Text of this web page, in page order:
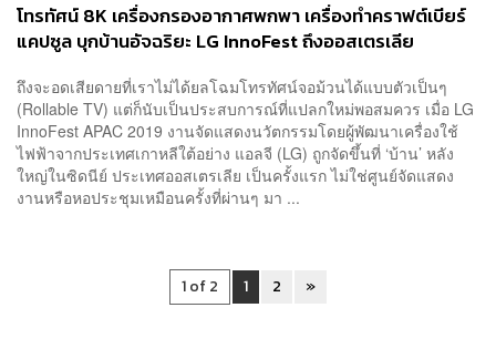
โทรทัศน์ 8K เครื่องกรองอากาศพกพา เครื่องทำคราฟต์เบียร์
แคปซูล บุกบ้านอัจฉริยะ LG InnoFest ถึงออสเตรเลีย
ถึงจะอดเสียดายที่เราไม่ได้ยลโฉมโทรทัศน์จอม้วนได้แบบตัวเป็นๆ
(Rollable TV) แต่ก็นับเป็นประสบการณ์ที่แปลกใหม่พอสมควร เมื่อ LG
InnoFest APAC 2019 งานจัดแสดงนวัตกรรมโดยผู้พัฒนาเครื่องใช้
ไฟฟ้าจากประเทศเกาหลีใต้อย่าง แอลจี (LG) ถูกจัดขึ้นที่ ‘บ้าน’ หลัง
ใหญ่ในซิดนีย์ ประเทศออสเตรเลีย เป็นครั้งแรก ไม่ใช่ศูนย์จัดแสดง
งานหรือหอประชุมเหมือนครั้งที่ผ่านๆ มา ...
1 of 2 1 2 »